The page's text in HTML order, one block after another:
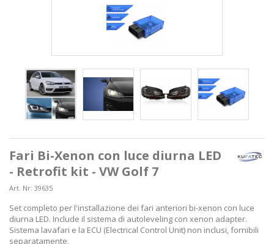
Fari Bi-Xenon con luce diurna LED
- Retrofit kit - VW Golf 7
Art. Nr: 39635
Set completo per l'installazione dei fari anteriori bi-xenon con luce
diurna LED. Include il sistema di autoleveling con xenon adapter.
Sistema lavafari e la ECU (Electrical Control Unit) non inclusi, fornibili
separatamente.